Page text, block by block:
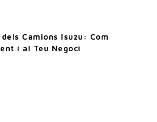
Camions Isuzu: Com
i al Teu Negoci